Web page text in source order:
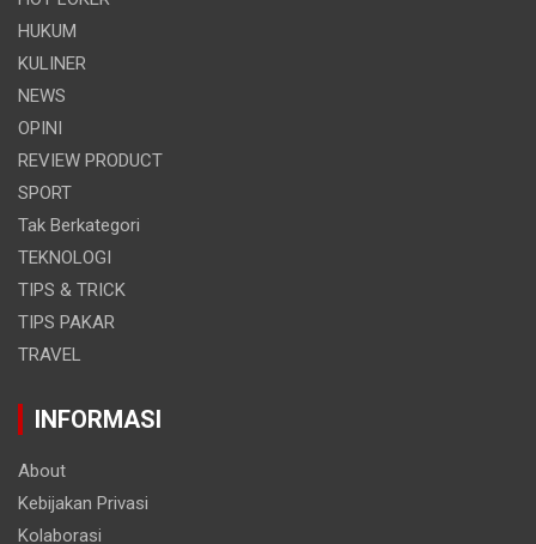
HUKUM
KULINER
NEWS
OPINI
REVIEW PRODUCT
SPORT
Tak Berkategori
TEKNOLOGI
TIPS & TRICK
TIPS PAKAR
TRAVEL
INFORMASI
About
Kebijakan Privasi
Kolaborasi